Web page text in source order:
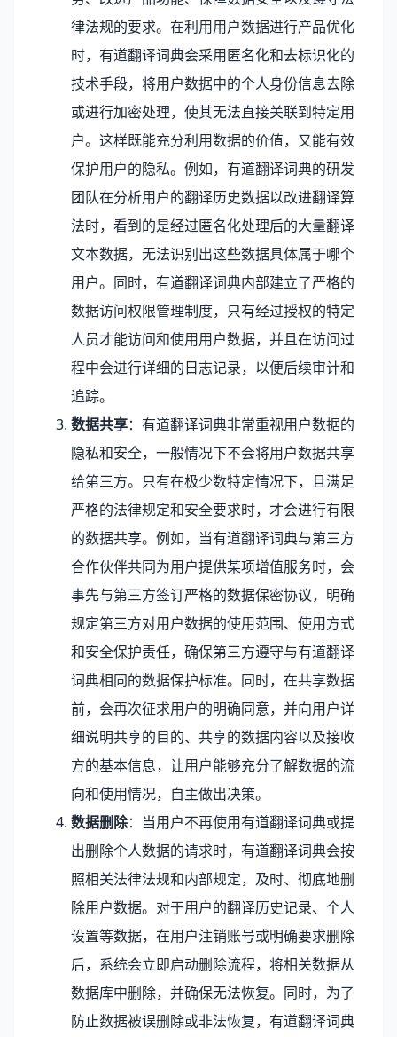
律法规的要求。在利用用户数据进行产品优化
时，有道翻译词典会采用匿名化和去标识化的
技术手段，将用户数据中的个人身份信息去除
或进行加密处理，使其无法直接关联到特定用
户。这样既能充分利用数据的价值，又能有效
保护用户的隐私。例如，有道翻译词典的研发
团队在分析用户的翻译历史数据以改进翻译算
法时，看到的是经过匿名化处理后的大量翻译
文本数据，无法识别出这些数据具体属于哪个
用户。同时，有道翻译词典内部建立了严格的
数据访问权限管理制度，只有经过授权的特定
人员才能访问和使用用户数据，并且在访问过
程中会进行详细的日志记录，以便后续审计和
追踪。
数据共享：有道翻译词典非常重视用户数据的
隐私和安全，一般情况下不会将用户数据共享
给第三方。只有在极少数特定情况下，且满足
严格的法律规定和安全要求时，才会进行有限
的数据共享。例如，当有道翻译词典与第三方
合作伙伴共同为用户提供某项增值服务时，会
事先与第三方签订严格的数据保密协议，明确
规定第三方对用户数据的使用范围、使用方式
和安全保护责任，确保第三方遵守与有道翻译
词典相同的数据保护标准。同时，在共享数据
前，会再次征求用户的明确同意，并向用户详
细说明共享的目的、共享的数据内容以及接收
方的基本信息，让用户能够充分了解数据的流
向和使用情况，自主做出决策。
数据删除：当用户不再使用有道翻译词典或提
出删除个人数据的请求时，有道翻译词典会按
照相关法律法规和内部规定，及时、彻底地删
除用户数据。对于用户的翻译历史记录、个人
设置等数据，在用户注销账号或明确要求删除
后，系统会立即启动删除流程，将相关数据从
数据库中删除，并确保无法恢复。同时，为了
防止数据被误删除或非法恢复，有道翻译词典